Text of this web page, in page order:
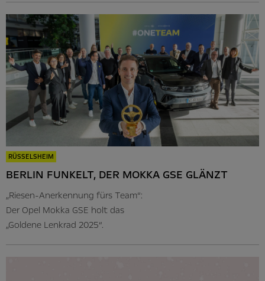
RÜSSELSHEIM
BERLIN FUNKELT, DER MOKKA GSE GLÄNZT
„Riesen-Anerkennung fürs Team“:
Der Opel Mokka GSE holt das
„Goldene Lenkrad 2025“.